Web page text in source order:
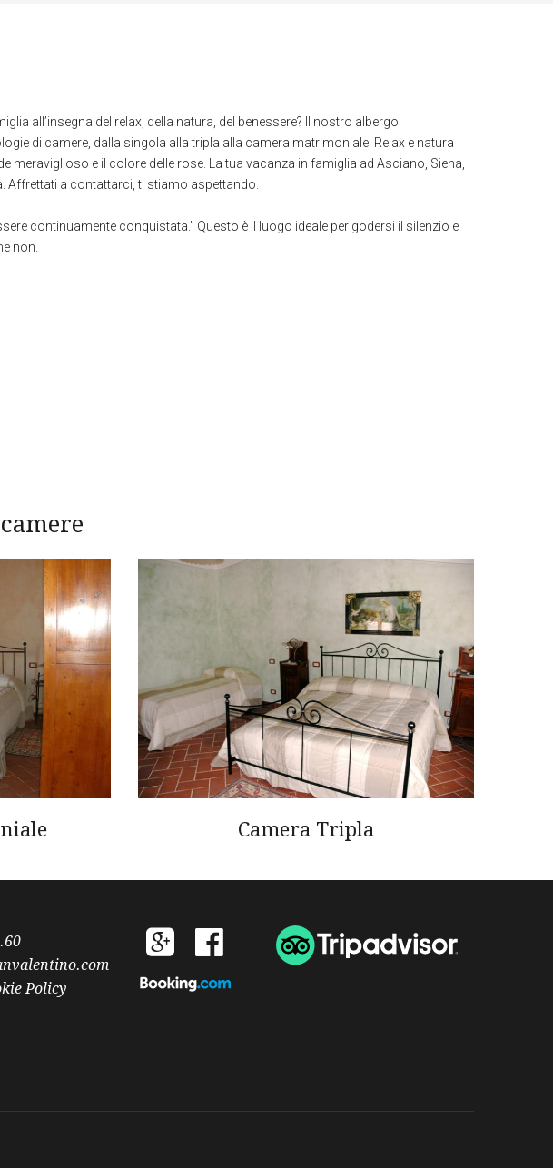
all’insegna del relax, della natura, del benessere? Il nostro albergo
di camere, dalla singola alla tripla alla camera matrimoniale. Relax e natura
e il colore delle rose. La tua vacanza in famiglia ad Asciano, Siena,
Affrettati a contattarci, ti stiamo aspettando.
continuamente conquistata.” Questo è il luogo ideale per godersi il silenzio e
non.
Camera Tripla
Policy